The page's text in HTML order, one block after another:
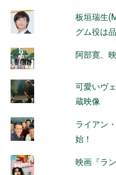
板垣瑞生
グム役は
阿部寛、
可愛いヴ
蔵映像
ライアン
始！
映画『ラ